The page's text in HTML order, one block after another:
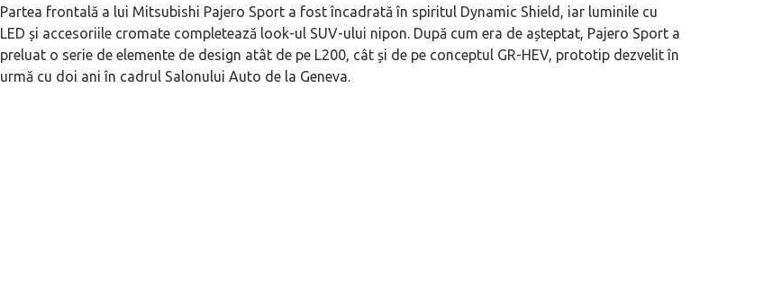
Partea frontală a lui Mitsubishi Pajero Sport a fost încadrată în spiritul Dynamic Shield, iar luminile cu
LED și accesoriile cromate completează look-ul SUV-ului nipon. După cum era de așteptat, Pajero Sport a
preluat o serie de elemente de design atât de pe L200, cât și de pe conceptul GR-HEV, prototip dezvelit în
urmă cu doi ani în cadrul Salonului Auto de la Geneva.